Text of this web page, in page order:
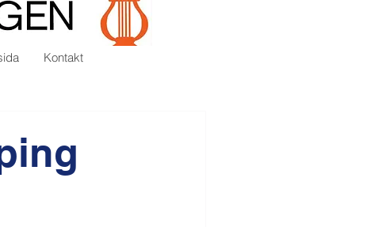
Kontakt